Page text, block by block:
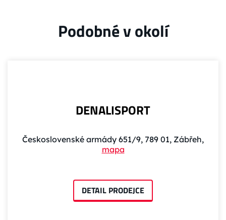
Podobné v okolí
DENALISPORT
Československé armády 651/9, 789 01, Zábřeh,
mapa
DETAIL PRODEJCE